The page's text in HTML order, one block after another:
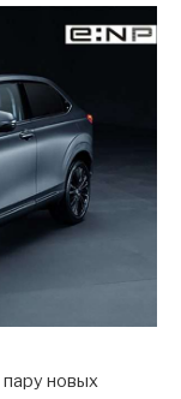
пару новых